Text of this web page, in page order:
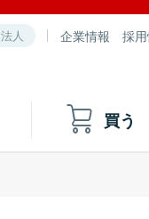
法人 企業情報 採
買う